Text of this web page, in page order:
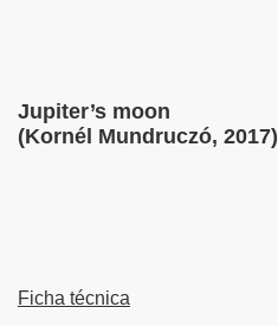
Jupiter’s moon
(Kornél Mundruczó, 2017)
Ficha técnica